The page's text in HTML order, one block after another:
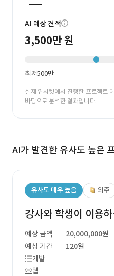
AI 예상 견적
3,500만 원
최저500만
실제 위시켓에서 진행한 프로젝트
바탕으로 분석한 결과입니다.
AI가 발견한 유사도 높은
유사도 매우 높음 외주
강사와 학생이 이용
예상 금액
20,000,000원
예상 기간
120일
개발
웹